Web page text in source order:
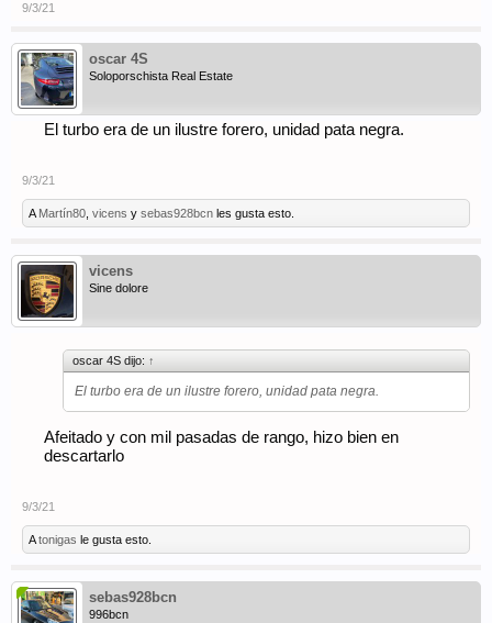
9/3/21
oscar 4S
Soloporschista Real Estate
El turbo era de un ilustre forero, unidad pata negra.
9/3/21
A Martín80 vicens y sebas928bcn les gusta esto.
vicens
Sine dolore
oscar 4S dijo: ↑
El turbo era de un ilustre forero, unidad pata negra.
Afeitado y con mil pasadas de rango, hizo bien en
descartarlo
9/3/21
Atonigas le gusta esto.
sebas928bcn
996bcn